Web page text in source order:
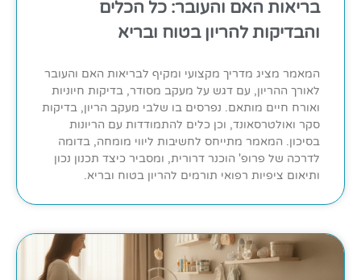
בריאות האם והעובר: כל הכלים
והבדיקות להריון בטוח ובריא
המאמר מציג מדריך מקצועי ומקיף לבריאות האם והעובר
לאורך ההריון, עם דגש על מעקב מסודר, בדיקות חיוניות
ואורח חיים מותאם. נפרסים בו שלבי מעקב הריון, בדיקות
סקר ואולטרסאונד, וכן כלים להתמודדות עם הריונות
בסיכון. המאמר מתייחס לחשיבות ליווי מומחה, בדומה
לדרכה של פרופ' הוכנר דרורית, ומסביר כיצד תכנון נכון
ותיאום ציפיות רפואי תורמים להריון בטוח ובריא.